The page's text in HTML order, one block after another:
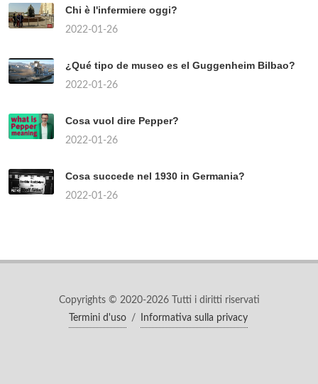
Chi è l'infermiere oggi?
2022-01-26
¿Qué tipo de museo es el Guggenheim Bilbao?
2022-01-26
Cosa vuol dire Pepper?
2022-01-26
Cosa succede nel 1930 in Germania?
2022-01-26
Copyrights © 2020-2026 Tutti i diritti riservati
Termini d'uso
/ Informativa sulla privacy